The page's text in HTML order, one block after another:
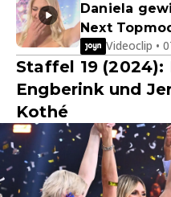
Daniela
Next
Videoclip •
Staffel 19 (2024):
Engberink und
Kothé